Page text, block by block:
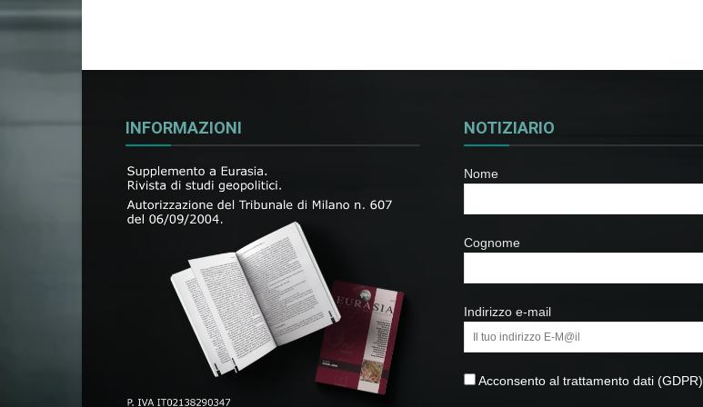
INFORMAZIONI NOTIZIARIO
Nome
Cognome
Indirizzo e-mail
Acconsento al trattamento dati (GDPR)